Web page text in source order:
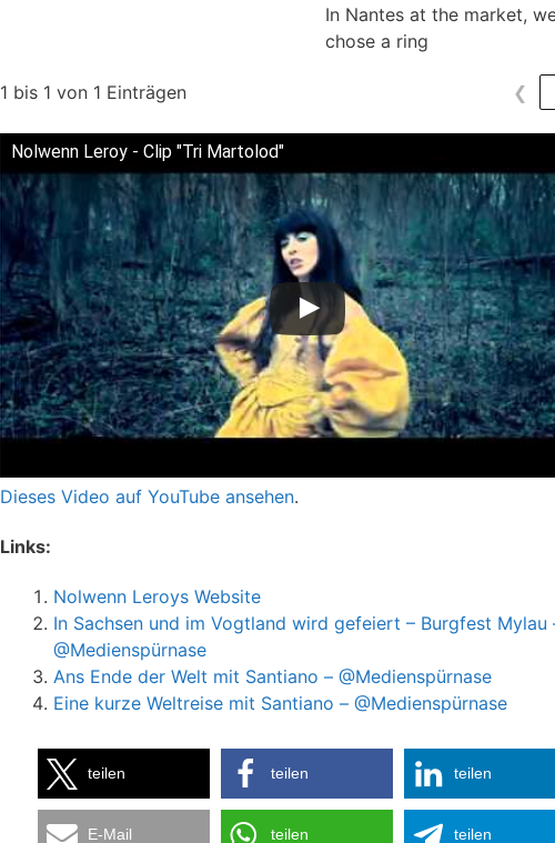
In Nantes at the market,
chose a ring
1 bis 1 von 1 Einträgen ❮
Nolwenn Leroy - Clip "Tri Martolod"
Dieses Video auf YouTube ansehen.
Links:
Nolwenn Leroys Website
In Sachsen und im Vogtland wird gefeiert – Burgfest Mylau
@Medienspürnase
Ans Ende der Welt mit Santiano – @Medienspürnase
Eine kurze Weltreise mit Santiano – @Medienspürnase
teilen teilen teilen
E-Mail teilen teilen